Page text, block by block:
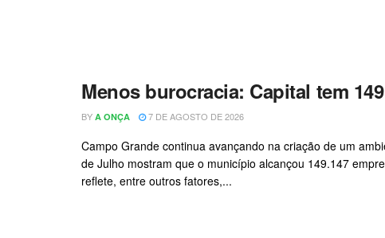
Menos burocracia: Capital tem
BY A ONÇA 7 DE AGOSTO DE 2026
Campo Grande continua avançando na criação de um
de Julho mostram que o município alcançou 149.147
reflete, entre outros fatores,...